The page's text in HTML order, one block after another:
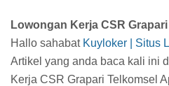
Lowongan Kerja CSR
Hallo sahabat Kuyloker | Situs
Artikel yang anda baca kali ini
Kerja CSR Grapari Telkomsel